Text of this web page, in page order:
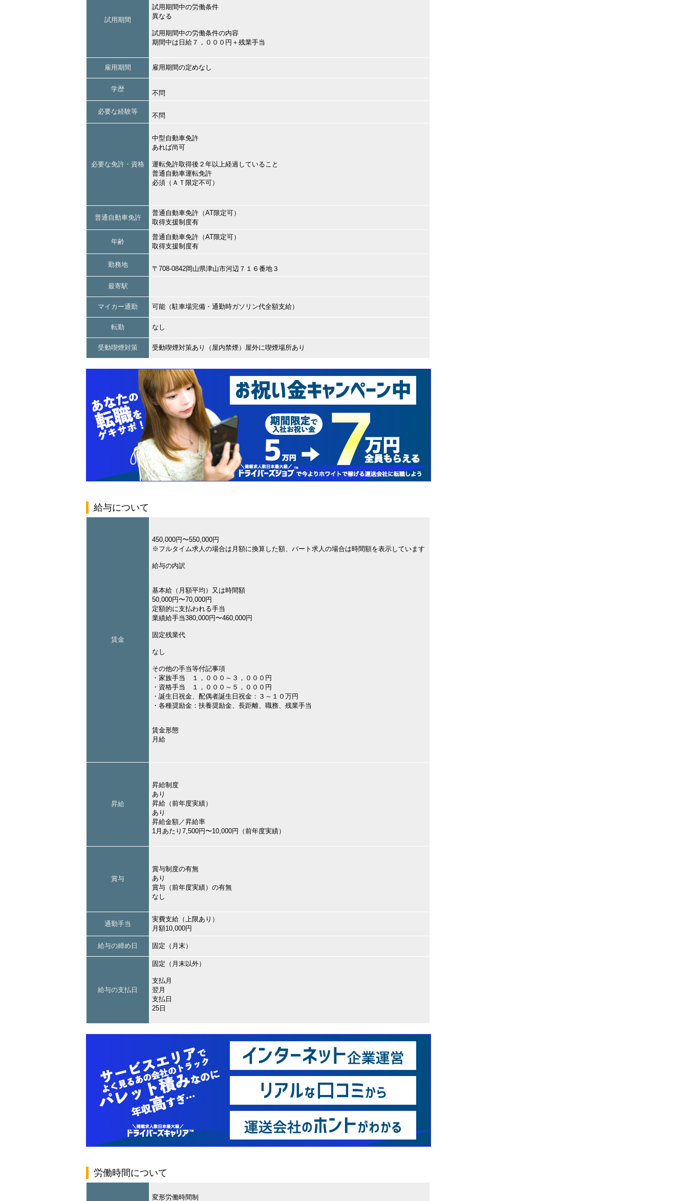
試用期間
試用期間中の労働条件
異なる
試用期間中の労働条件の内容
期間中は日給７，０００円＋残業手当
雇用期間 雇用期間の定めなし
学歴
不問
必要な経験等
不問
必要な免許・資格
中型自動車免許
あれば尚可
運転免許取得後２年以上経過していること
普通自動車運転免許
必須（ＡＴ限定不可）
普通自動車免許
普通自動車免許（AT限定可）
取得支援制度有
年齢
普通自動車免許（AT限定可）
取得支援制度有
勤務地
〒708-0842岡山県津山市河辺７１６番地３
最寄駅
マイカー通勤 可能（駐車場完備・通勤時ガソリン代全額支給）
転勤 なし
受動喫煙対策 受動喫煙対策あり（屋内禁煙）屋外に喫煙場所あり
給与について
賃金
450,000円〜550,000円
※フルタイム求人の場合は月額に換算した額、パート求人の場合は時間額を表示しています
給与の内訳
基本給（月額平均）又は時間額
50,000円〜70,000円
定額的に支払われる手当
業績給手当380,000円〜460,000円
固定残業代
なし
その他の手当等付記事項
・家族手当 １，０００～３，０００円
・資格手当 １，０００～５，０００円
・誕生日祝金、配偶者誕生日祝金：３～１０万円
・各種奨励金：扶養奨励金、長距離、職務、残業手当
賃金形態
月給
昇給
昇給制度
あり
昇給（前年度実績）
あり
昇給金額／昇給率
1月あたり7,500円〜10,000円（前年度実績）
賞与
賞与制度の有無
あり
賞与（前年度実績）の有無
なし
通勤手当
実費支給（上限あり）
月額10,000円
給与の締め日 固定（月末）
給与の支払日
固定（月末以外）
支払月
翌月
支払日
25日
労働時間について
変形労働時間制